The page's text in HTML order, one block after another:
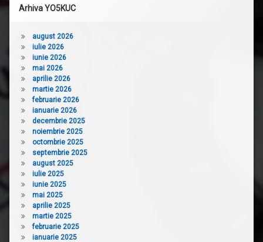
Arhiva YO5KUC
august 2026
iulie 2026
iunie 2026
mai 2026
aprilie 2026
martie 2026
februarie 2026
ianuarie 2026
decembrie 2025
noiembrie 2025
octombrie 2025
septembrie 2025
august 2025
iulie 2025
iunie 2025
mai 2025
aprilie 2025
martie 2025
februarie 2025
ianuarie 2025